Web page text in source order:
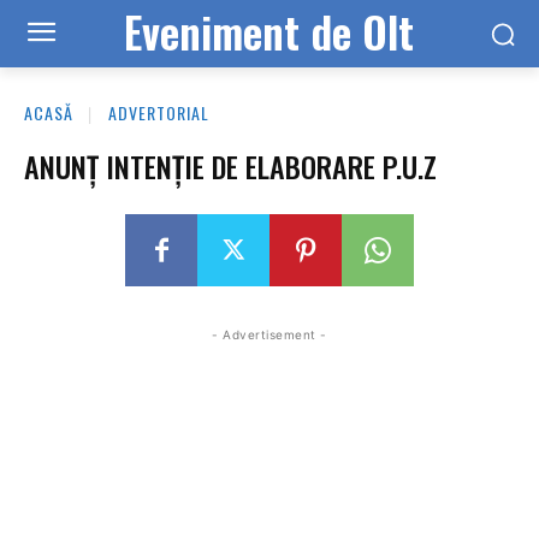
Eveniment de Olt
ACASĂ ADVERTORIAL
ANUNȚ INTENŢIE DE ELABORARE P.U.Z
- Advertisement -